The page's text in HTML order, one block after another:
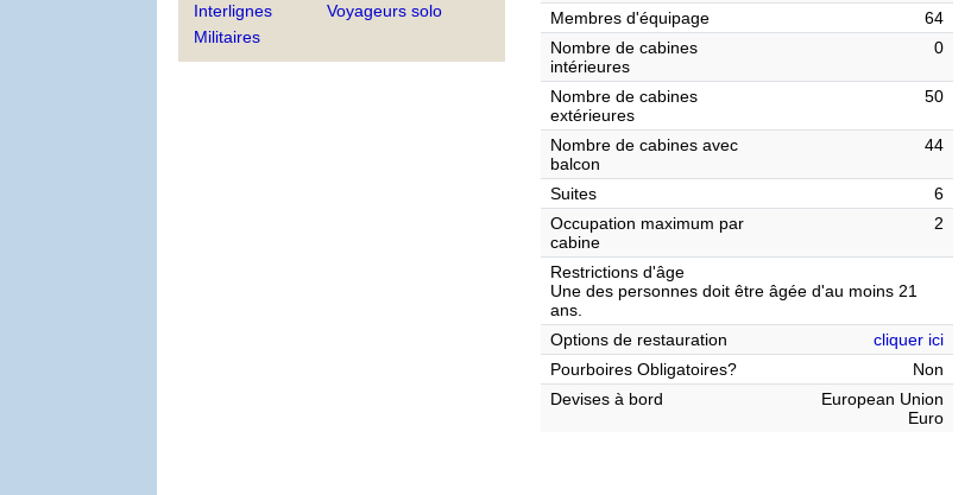
Interlignes
Militaires
Voyageurs solo
Membres d'équipage
64
Nombre de cabines
intérieures
0
Nombre de cabines
extérieures
50
Nombre de cabines avec
balcon
44
Suites
6
Occupation maximum par
cabine
2
Restrictions d'âge
Une des personnes doit être âgée d'au moins 21
ans.
Options de restauration
cliquer ici
Pourboires Obligatoires?
Non
Devises à bord
European Union
Euro